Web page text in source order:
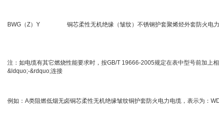
BWG（Z）Y 铜芯柔性无机绝缘（皱纹）不锈钢护套聚烯烃外套防火电
注：如电缆有其它燃烧性能要求时，按GB/T 19666-2005规定在表中型号前加上
&ldquo;-&rdquo;连接
例如：A类阻燃低烟无卤铜芯柔性无机绝缘皱纹铜护套防火电力电缆，表示为：